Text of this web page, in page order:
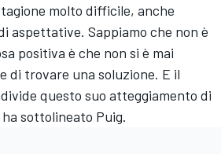
molto difficile, anche
aspettative. Sappiamo che non è
positiva è che non si è mai
di trovare una soluzione. E il
questo suo atteggiamento di
sottolineato Puig.